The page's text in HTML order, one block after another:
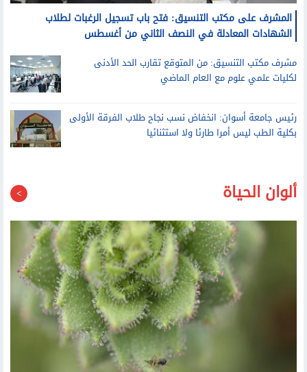
الشهادات المعادلة في النصف الثاني من أغسطس
مشرف مكتب التنسيق: من المتوقع تقارب الحد الأدنى
لكليات علمي علوم مع العام الماضي
بكلية الطب ليس أمرا طارئا ولا استثنائيا
ألوان الحياة